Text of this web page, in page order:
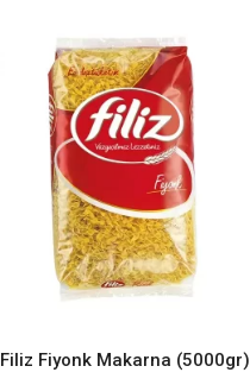
READ MORE
Filiz Fiyonk Makarna (5000gr)